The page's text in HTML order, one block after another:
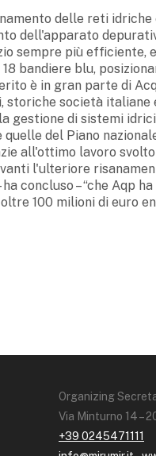
delle reti idriche
dell'apparato
sempre più efficiente,
bandiere blu,
è in gran parte di
storiche società
gestione di sistemi
del Piano
all'ottimo lavoro
l'ulteriore
concluso – “che Aqp
100 milioni di euro
Organizing
Via Minturno 14 –
+39 0245471111